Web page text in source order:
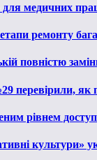
медичних
ремонту
повністю
перевірили,
рівнем
культури»